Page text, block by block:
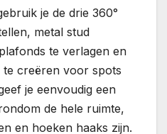
je de drie 360°
metal stud
te verlagen en
creëren voor spots
je eenvoudig een
de hele ruimte,
en hoeken haaks zijn.